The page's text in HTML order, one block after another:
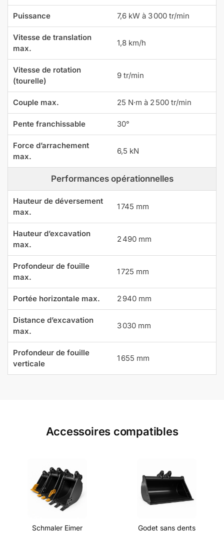
Puissance 7,6 kW à 3 000 tr/min
Vitesse de translation
max.
1,8 km/h
Vitesse de rotation
(tourelle)
9 tr/min
Couple max. 25 N·m à 2 500 tr/min
Pente franchissable 30°
Force d’arrachement
max.
6,5 kN
Performances opérationnelles
Hauteur de déversement
max.
1 745 mm
Hauteur d’excavation
max.
2 490 mm
Profondeur de fouille
max.
1 725 mm
Portée horizontale max. 2 940 mm
Distance d’excavation
max.
3 030 mm
Profondeur de fouille
verticale
1 655 mm
Accessoires compatibles
Schmaler Eimer Godet sans dents